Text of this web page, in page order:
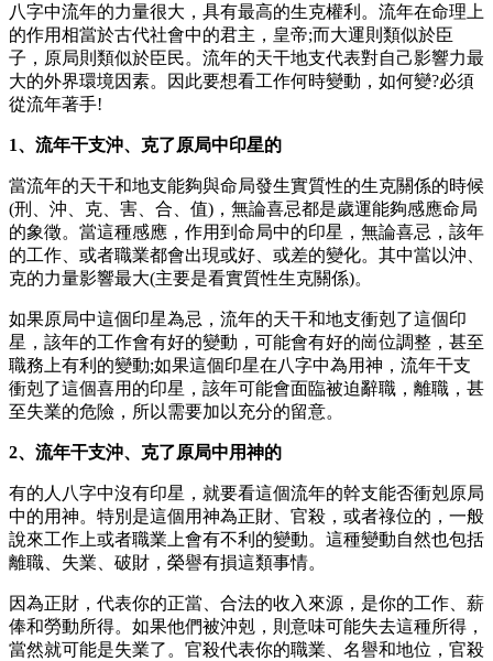
八字中流年的力量很大，具有最高的生克權利。流年在命理上
的作用相當於古代社會中的君主，皇帝;而大運則類似於臣
子，原局則類似於臣民。流年的天干地支代表對自己影響力最
大的外界環境因素。因此要想看工作何時變動，如何變?必須
從流年著手!
1、流年干支沖、克了原局中印星的
當流年的天干和地支能夠與命局發生實質性的生克關係的時候
(刑、沖、克、害、合、值)，無論喜忌都是歲運能夠感應命局
的象徵。當這種感應，作用到命局中的印星，無論喜忌，該年
的工作、或者職業都會出現或好、或差的變化。其中當以沖、
克的力量影響最大(主要是看實質性生克關係)。
如果原局中這個印星為忌，流年的天干和地支衝剋了這個印
星，該年的工作會有好的變動，可能會有好的崗位調整，甚至
職務上有利的變動;如果這個印星在八字中為用神，流年干支
衝剋了這個喜用的印星，該年可能會面臨被迫辭職，離職，甚
至失業的危險，所以需要加以充分的留意。
2、流年干支沖、克了原局中用神的
有的人八字中沒有印星，就要看這個流年的幹支能否衝剋原局
中的用神。特別是這個用神為正財、官殺，或者祿位的，一般
說來工作上或者職業上會有不利的變動。這種變動自然也包括
離職、失業、破財，榮譽有損這類事情。
因為正財，代表你的正當、合法的收入來源，是你的工作、薪
俸和勞動所得。如果他們被沖剋，則意味可能失去這種所得，
當然就可能是失業了。官殺代表你的職業、名譽和地位，官殺